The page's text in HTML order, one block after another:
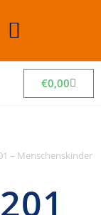
€0,00
– Menschenskinder